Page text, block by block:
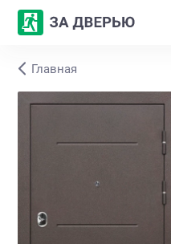
Каталог
Главная